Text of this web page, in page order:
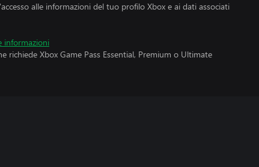
alle informazioni del tuo profilo Xbox e ai dati associati
informazioni
richiede Xbox Game Pass Essential, Premium o Ultimate